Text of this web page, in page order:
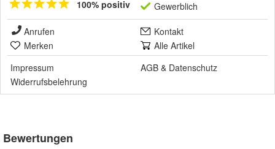
100% positiv
Gewerblich
Anrufen
Kontakt
Merken
Alle Artikel
Impressum
AGB & Datenschutz
Widerrufsbelehrung
Bewertungen